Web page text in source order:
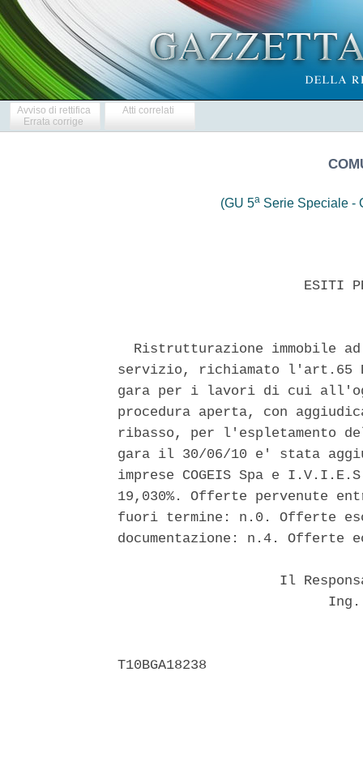
Avviso di rettifica
Errata corrige
Atti correlati
(GU 5a Serie Speciale -
ESITI
Ristrutturazione immobile
servizio, richiamato l'art.65
gara per i lavori di cui
procedura aperta, con
ribasso, per l'espletamento
gara il 30/06/10 e' stata
imprese COGEIS Spa e
19,030%. Offerte pervenute
fuori termine: n.0. Offerte
documentazione: n.4. Offerte
Il